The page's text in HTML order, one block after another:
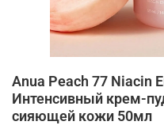
Anua Peach 77 Niacin
Интенсивный крем-
сияющей кожи 50мл